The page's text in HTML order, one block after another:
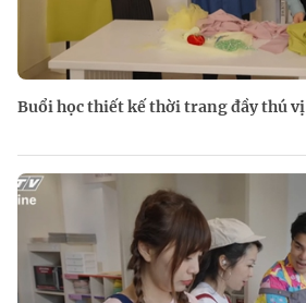
Buổi học thiết kế thời trang đầy thú vị